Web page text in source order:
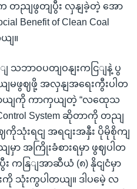
က တညျဖွတျပွီး လှနျခဲ့တဲ့ အော
of Clean Coal
ျ။
သဘာဝပတျဝနျးကငြျနဲ့ ပွ
မဖွဈဖို့ အလှနျအရေးကွီးပါတ
ာယျကို ကာကှယျတဲ့ “လထေုသ
Control System ဆိုတာကို တညျ
ကိုသုံးရငျ အရငျးအနှီး ပိုမိုစိုကျ
ာ အကြိုးခံစားရမှာ ဖွဈပါတ
း ကနြျအာဆီယံ (၈) နိုငျငံမှာ
ကို သုံးကွပါတယျ။ ဒါပမေဲ့ လ